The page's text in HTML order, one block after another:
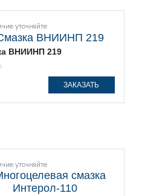
уточняйте
ВНИИНП 219
ЗАКАЗАТЬ
уточняйте